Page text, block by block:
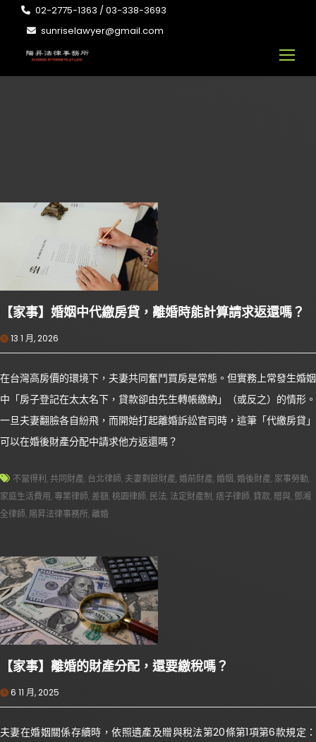
02-2775-1363 / 03-338-3693
sunriselawyer@gmail.com
【家事】婚姻中代繳房貸，離婚時能計算請求返還嗎？
13 1 月, 2026
在台灣高房價的環境下，夫妻共同奮鬥買房是常態。但實務上常發生婚姻
中「房子登記在太太名下，貸款卻由先生轉帳繳納」（或反之）的情形。
一旦夫妻翻臉各自紛飛，而開始打起離婚訴訟官司時，這筆「代繳房貸」
可以在婚後財產分配中請求他方返還嗎？
不當得利 ,共同財產, 台北律師, 夫妻剩餘財產,婚前財產,婚姻,婚後財產, 家事勞動,
家庭生活費用, 專業律師, 差額,桃園律師, 民法, 法定財產制 , 痞子律師, 貸款, 贈與, 鄧湘
全律師, 陽昇法律事務所, 離婚
【家事】離婚的財產分配，還要繳稅嗎？
6 11 月, 2025
夫妻在婚姻關係存續時，依照遺產及贈與稅法第20條第1項第6款規定：